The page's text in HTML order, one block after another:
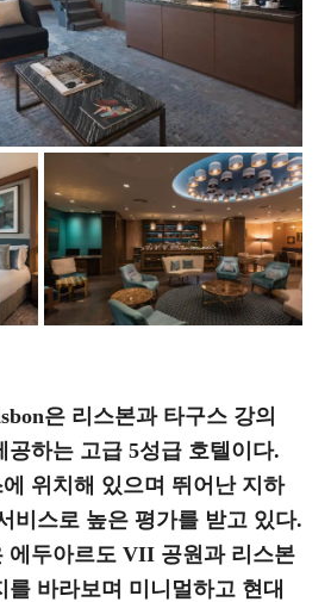
은 리스본과 타구스 강의
공하는 고급 5성급 호텔이다.
위치해 있으며 뛰어난 지하
비스로 높은 평가를 받고 있다.
에두아르도 VII 공원과 리스본
를 바라보며 미니멀하고 현대